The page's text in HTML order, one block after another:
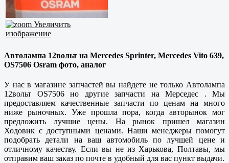
Увеличить
изображение
Автолампа 12вольт на Mercedes Sprinter, Mercedes Vito 639,
OS7506 Osram фото, аналог
У нас в магазине запчастей вы найдете не только Автолампа
12вольт OS7506 но другие запчасти на Мерседес . Мы
предоставляем качественные запчасти по ценам на много
ниже рыночных. Уже прошла пора, когда авторынок мог
предложить лучшие цены. На рынок пришел магазин
Ходовик с доступными ценами. Наши менеджеры помогут
подобрать детали на ваш автомобиль по лучшей цене и
отличному качеству. Если вы не из Харькова, Полтавы, мы
отправим ваш заказ по почте в удобный для вас пункт выдачи.